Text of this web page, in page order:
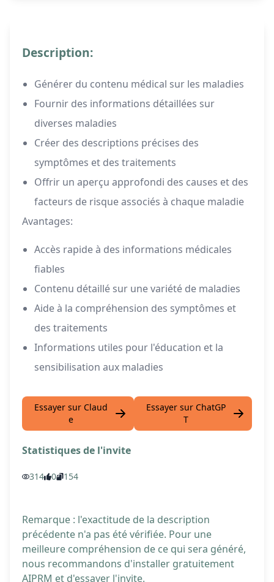
Description:
Générer du contenu médical sur les maladies
Fournir des informations détaillées sur
diverses maladies
Créer des descriptions précises des
symptômes et des traitements
Offrir un aperçu approfondi des causes et des
facteurs de risque associés à chaque maladie
Avantages:
Accès rapide à des informations médicales
fiables
Contenu détaillé sur une variété de maladies
Aide à la compréhension des symptômes et
des traitements
Informations utiles pour l'éducation et la
sensibilisation aux maladies
Essayer sur Claud
e
Essayer sur ChatGP
T
Statistiques de l'invite
314 0 154
Remarque : l'exactitude de la description
précédente n'a pas été vérifiée. Pour une
meilleure compréhension de ce qui sera généré,
nous recommandons d'installer gratuitement
AIPRM et d'essayer l'invite.